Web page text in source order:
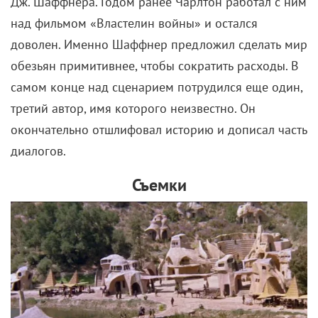
над фильмом «Властелин войны» и остался
доволен. Именно Шаффнер предложил сделать мир
обезьян примитивнее, чтобы сократить расходы. В
самом конце над сценарием потрудился еще один,
третий автор, имя которого неизвестно. Он
окончательно отшлифовал историю и дописал часть
диалогов.
Съемки